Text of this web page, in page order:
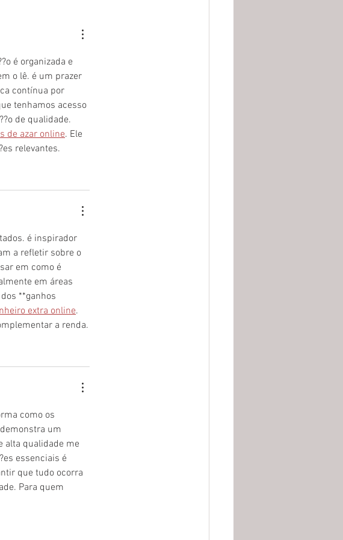
é organizada e
o lê. é um prazer
contínua por
tenhamos acesso
de qualidade.
de azar online. Ele
relevantes.
é inspirador
a refletir sobre o
em como é
em áreas
**ganhos
extra online.
a renda.
como os
um
alta qualidade me
essenciais é
que tudo ocorra
Para quem